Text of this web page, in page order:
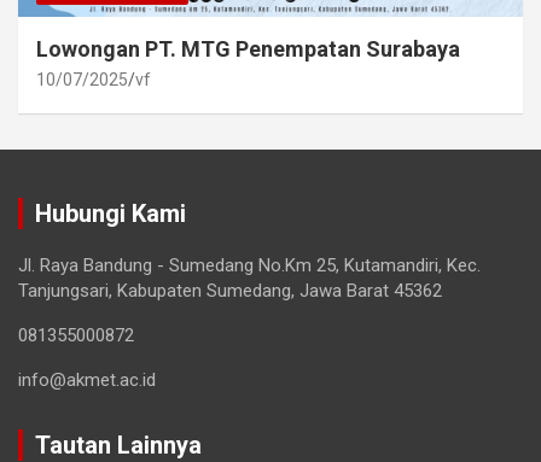
Lowongan PT. MTG Penempatan Surabaya
10/07/2025 vf
Hubungi Kami
Jl. Raya Bandung - Sumedang No.Km 25, Kutamandiri, Kec.
Tanjungsari, Kabupaten Sumedang, Jawa Barat 45362
081355000872
info@akmet.ac.id
Tautan Lainnya